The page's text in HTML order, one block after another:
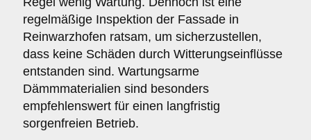
regelmäßige Inspektion der Fassade in
Reinwarzhofen ratsam, um sicherzustellen,
dass keine Schäden durch Witterungseinflüsse
entstanden sind. Wartungsarme
Dämmmaterialien sind besonders
empfehlenswert für einen langfristig
sorgenfreien Betrieb.